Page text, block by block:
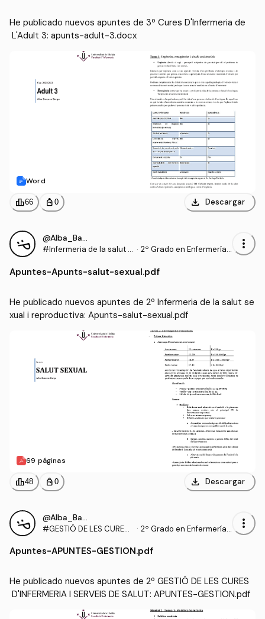
He publicado nuevos apuntes de 3º Cures D'Infermeria de
L'Adult 3: apunts-adult-3.docx
Word
leaderboard66 personal_bag 0 download Descargar
@Alba_Barcons_Berga
#Infermeria de la salut s
· 2º Grado en Enfermería
more_vert
Apuntes-Apunts-salut-sexual.pdf
He publicado nuevos apuntes de 2º Infermeria de la salut se
xual i reproductiva: Apunts-salut-sexual.pdf
69 páginas
leaderboard48 personal_bag 0 download Descargar
@Alba_Barcons_Berga
#GESTIÓ DE LES CURES
DE SALUT
· 2º Grado en Enfermería
more_vert
Apuntes-APUNTES-GESTION.pdf
He publicado nuevos apuntes de 2º GESTIÓ DE LES CURES
D'INFERMERIA I SERVEIS DE SALUT: APUNTES-GESTION.pdf